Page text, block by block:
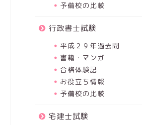
予備校の比較
行政書士試験
平成２９年過去問
書籍・マンガ
合格体験記
お役立ち情報
予備校の比較
宅建士試験